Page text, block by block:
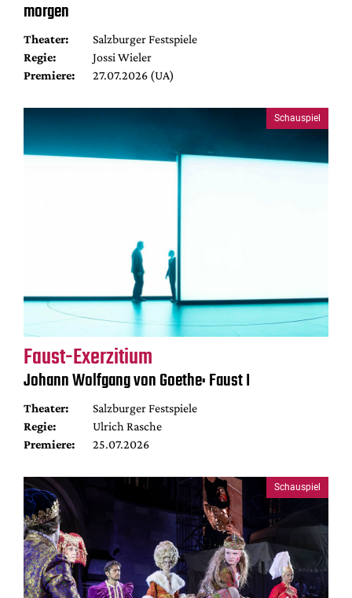
morgen
Theater:
Salzburger Festspiele
Regie:
Jossi Wieler
Premiere:
27.07.2026 (UA)
Schauspiel
Faust-Exerzitium
Johann Wolfgang von Goethe: Faust I
Theater:
Salzburger Festspiele
Regie:
Ulrich Rasche
Premiere:
25.07.2026
Schauspiel